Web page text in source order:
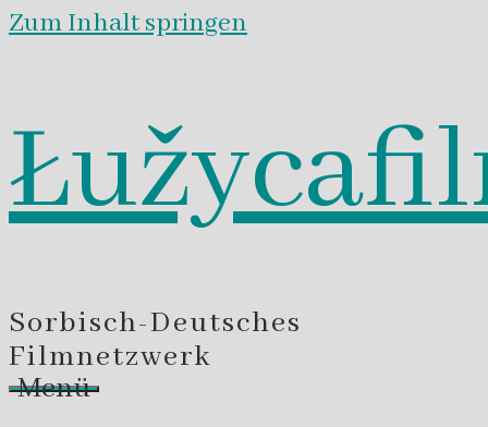
Zum Inhalt springen
Sorbisch-Deutsches
Filmnetzwerk
Menü